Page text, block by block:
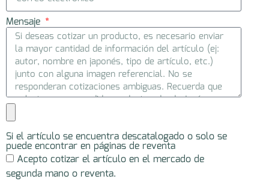
Mensaje
Si el artículo se encuentra descatalogado o solo se
puede encontrar en páginas de reventa
Acepto cotizar el artículo en el mercado de
segunda mano o reventa.